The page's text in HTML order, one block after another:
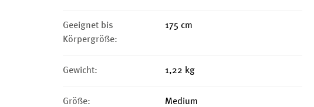
Geeignet bis
Körpergröße:
175 cm
Gewicht: 1,22 kg
Größe: Medium